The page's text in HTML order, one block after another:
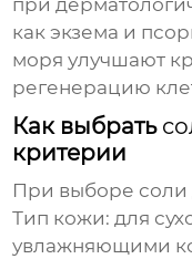
при
как экзема и
моря улучшают
регенерацию
Как выбрать
критерии
При выборе соли
Тип кожи: для
увлажняющими